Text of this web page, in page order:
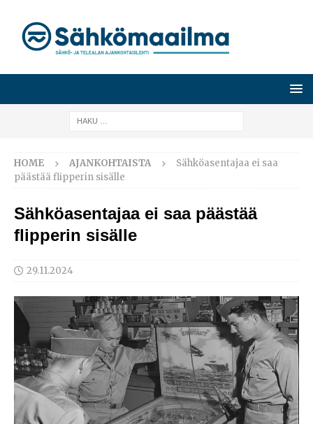
HOME AJANKOHTAISTA
Sähköasentajaa ei saa
päästää flipperin sisälle
Sähköasentajaa ei saa päästää
flipperin sisälle
29.11.2024